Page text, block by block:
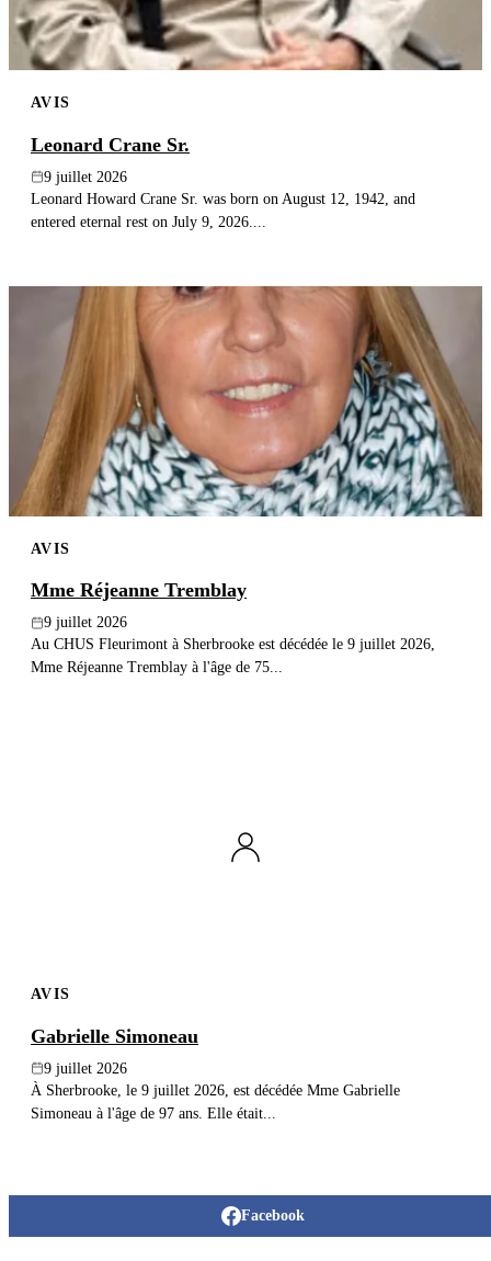
AVIS
Leonard Crane Sr.
9 juillet 2026
Leonard Howard Crane Sr. was born on August 12, 1942, and
entered eternal rest on July 9, 2026....
AVIS
Mme Réjeanne Tremblay
9 juillet 2026
Au CHUS Fleurimont à Sherbrooke est décédée le 9 juillet 2026,
Mme Réjeanne Tremblay à l'âge de 75...
AVIS
Gabrielle Simoneau
9 juillet 2026
À Sherbrooke, le 9 juillet 2026, est décédée Mme Gabrielle
Simoneau à l'âge de 97 ans. Elle était...
Facebook